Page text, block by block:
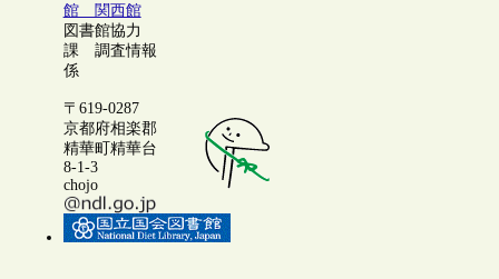
館 関西館
図書館協力
課 調査情報
係
〒619-0287
京都府相楽郡
精華町精華台
8-1-3
chojo